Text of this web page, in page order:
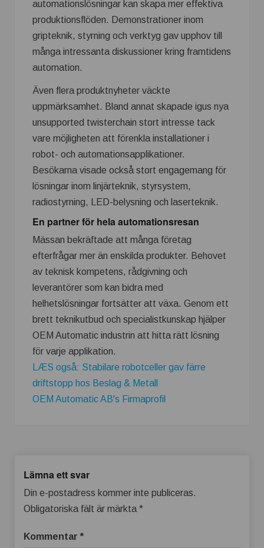
automationslösningar kan skapa mer effektiva
produktionsflöden. Demonstrationer inom
gripteknik, styrning och verktyg gav upphov till
många intressanta diskussioner kring framtidens
automation.
Även flera produktnyheter väckte
uppmärksamhet. Bland annat skapade igus nya
unsupported twisterchain stort intresse tack
vare möjligheten att förenkla installationer i
robot- och automationsapplikationer.
Besökarna visade också stort engagemang för
lösningar inom linjärteknik, styrsystem,
radiostyrning, LED-belysning och laserteknik.
En partner för hela automationsresan
Mässan bekräftade att många företag
efterfrågar mer än enskilda produkter. Behovet
av teknisk kompetens, rådgivning och
leverantörer som kan bidra med
helhetslösningar fortsätter att växa. Genom ett
brett teknikutbud och specialistkunskap hjälper
OEM Automatic industrin att hitta rätt lösning
för varje applikation.
LÆS også: Stabilare robotceller gav färre
driftstopp hos Beslag & Metall
OEM Automatic AB's Firmaprofil
Lämna ett svar
Din e-postadress kommer inte publiceras.
Obligatoriska fält är märkta *
Kommentar *